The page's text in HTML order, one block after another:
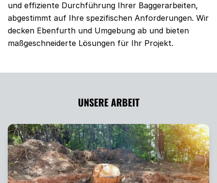
und effiziente Durchführung Ihrer Baggerarbeiten,
abgestimmt auf Ihre spezifischen Anforderungen. Wir
decken Ebenfurth und Umgebung ab und bieten
maßgeschneiderte Lösungen für Ihr Projekt.
UNSERE ARBEIT